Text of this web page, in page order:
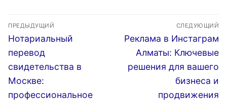
доступная цена
Навигация
по
записям
ПРЕДЫДУЩИЙ
Предыдущая
запись:
Нотариальный
перевод
свидетельства в
Москве:
профессиональное
СЛЕДУЮЩИЙ
Следующая
запись:
Реклама в Инстаграм
Алматы: Ключевые
решения для вашего
бизнеса и
продвижения